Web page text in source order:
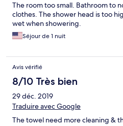
The room too small. Bathroom to
clothes. The shower head is too
wet when showering.
Séjour de 1 nuit
Avis vérifié
8/10 Très bien
29 déc. 2019
Traduire avec Google
The towel need more cleaning &